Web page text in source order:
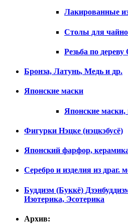
Лакированные
Столы для
Резьба по
Бронза, Латунь, Медь и др.
Японские маски
Японские
Фигурки Нэцке (нэцкэбусё)
Японский фарфор,
Серебро и изделия из драг.
Буддизм (Буккё)
Изотерика, Эсотерика
Архив: